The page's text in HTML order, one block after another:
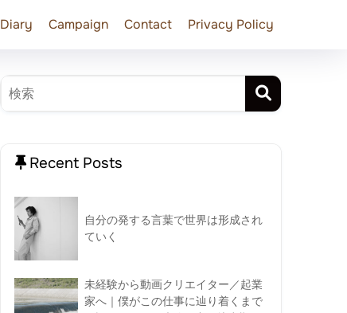
Diary Campaign Contact Privacy Policy
Recent Posts
自分の発する言葉で世界は形成され
ていく
未経験から動画クリエイター／起業
家へ｜僕がこの仕事に辿り着くまで